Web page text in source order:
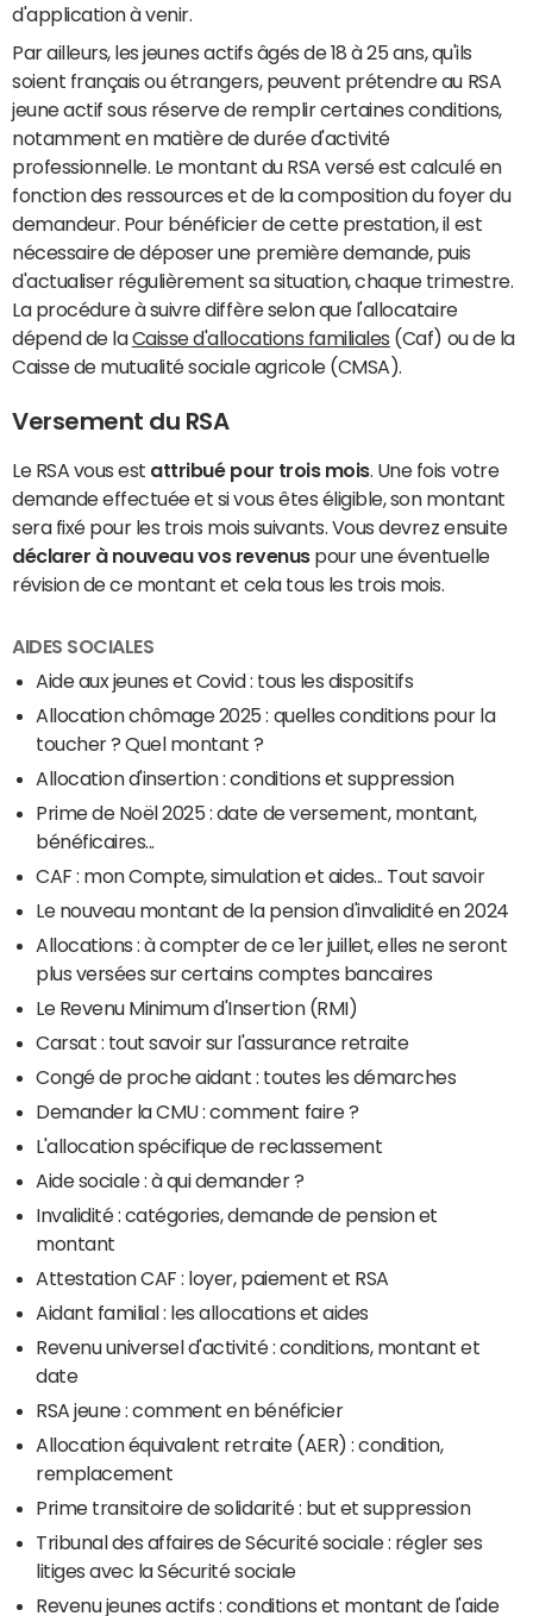
d'application à venir.
Par ailleurs, les jeunes actifs âgés de 18 à 25 ans, qu'ils
soient français ou étrangers, peuvent prétendre au RSA
jeune actif sous réserve de remplir certaines conditions,
notamment en matière de durée d'activité
professionnelle. Le montant du RSA versé est calculé en
fonction des ressources et de la composition du foyer du
demandeur. Pour bénéficier de cette prestation, il est
nécessaire de déposer une première demande, puis
d'actualiser régulièrement sa situation, chaque trimestre.
La procédure à suivre diffère selon que l'allocataire
dépend de laCaisse d'allocations familiales (Caf) ou de la
Caisse de mutualité sociale agricole (CMSA).
Versement du RSA
Le RSA vous est attribué pour trois mois. Une fois votre
demande effectuée et si vous êtes éligible, son montant
sera fixé pour les trois mois suivants. Vous devrez ensuite
déclarer à nouveau vos revenuspour une éventuelle
révision de ce montant et cela tous les trois mois.
AIDES SOCIALES
Aide aux jeunes et Covid : tous les dispositifs
Allocation chômage 2025 : quelles conditions pour la
toucher ? Quel montant ?
Allocation d'insertion : conditions et suppression
Prime de Noël 2025 : date de versement, montant,
bénéficaires...
CAF : mon Compte, simulation et aides... Tout savoir
Le nouveau montant de la pension d'invalidité en 2024
Allocations : à compter de ce 1er juillet, elles ne seront
plus versées sur certains comptes bancaires
Le Revenu Minimum d'Insertion (RMI)
Carsat : tout savoir sur l'assurance retraite
Congé de proche aidant : toutes les démarches
Demander la CMU : comment faire ?
L'allocation spécifique de reclassement
Aide sociale : à qui demander ?
Invalidité : catégories, demande de pension et
montant
Attestation CAF : loyer, paiement et RSA
Aidant familial : les allocations et aides
Revenu universel d'activité : conditions, montant et
date
RSA jeune : comment en bénéficier
Allocation équivalent retraite (AER) : condition,
remplacement
Prime transitoire de solidarité : but et suppression
Tribunal des affaires de Sécurité sociale : régler ses
litiges avec la Sécurité sociale
Revenu jeunes actifs : conditions et montant de l'aide